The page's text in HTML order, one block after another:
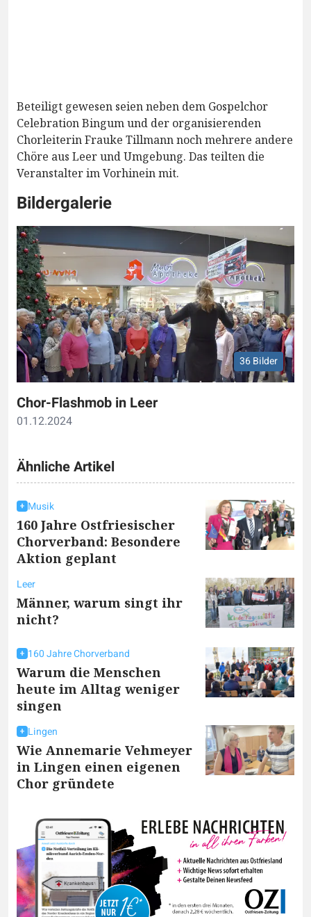
Beteiligt gewesen seien neben dem Gospelchor
Celebration Bingum und der organisierenden
Chorleiterin Frauke Tillmann noch mehrere andere
Chöre aus Leer und Umgebung. Das teilten die
Veranstalter im Vorhinein mit.
Bildergalerie
36 Bilder
Chor-Flashmob in Leer
01.12.2024
Ähnliche Artikel
Musik
160 Jahre Ostfriesischer
Chorverband: Besondere
Aktion geplant
Leer
Männer, warum singt ihr
nicht?
160 Jahre Chorverband
Warum die Menschen
heute im Alltag weniger
singen
Lingen
Wie Annemarie Vehmeyer
in Lingen einen eigenen
Chor gründete